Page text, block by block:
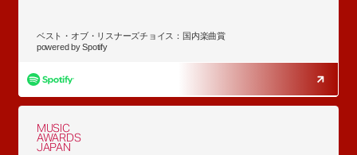
ベスト・オブ・リスナーズチョイス：国内楽曲賞
powered by Spotify
MUSIC
AWARDS
JAPAN